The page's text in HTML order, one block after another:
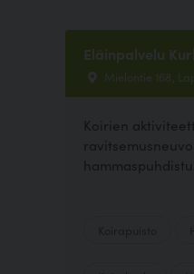
Eläinpalvelu
Mielontie 168,
Koirien